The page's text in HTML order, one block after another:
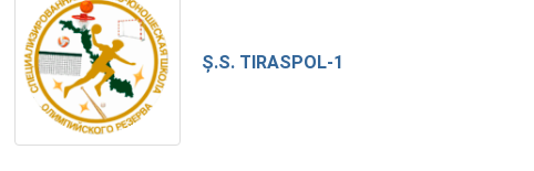
Ș.S. TIRASPOL-1